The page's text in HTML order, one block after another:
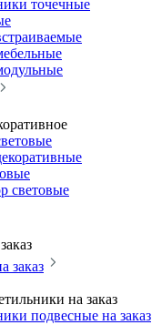
точечные
световые
заказ
на заказ
подвесные на заказ